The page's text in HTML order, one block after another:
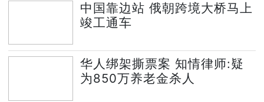
中国靠边站 俄朝跨境大桥马上
竣工通车
华人绑架撕票案 知情律师:疑
为850万养老金杀人